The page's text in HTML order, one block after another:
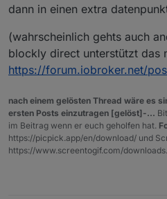
dann in einen extra
(wahrscheinlich gehts auch
blockly direct unterstützt das
https://forum.iobroker.net/
nach einem gelösten Thread wäre es
ersten Posts einzutragen [gelöst]-...
im Beitrag wenn er euch geholfen hat.
https://picpick.app/en/download/ und
https://www.screentogif.com/